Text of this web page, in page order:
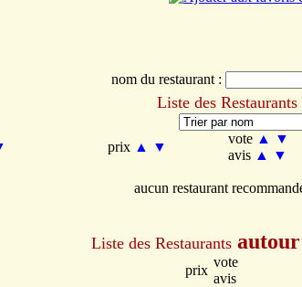
nom du restaurant :
Liste des Restaurants
prix ▲ ▼
vote ▲
▼
avis ▲ ▼
aucun restaurant
Liste des Restaurants
prix
vote
avis